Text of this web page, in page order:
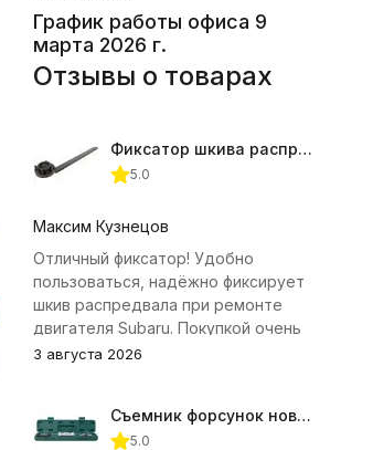
График работы офиса 9
марта 2026 г.
Отзывы о товарах
Фиксатор шкива распредвала (Subaru) JTC-4409
5.0
Максим Кузнецов
Отличный фиксатор! Удобно
пользоваться, надёжно фиксирует
шкив распредвала при ремонте
двигателя Subaru. Покупкой очень
доволен.
3 августа 2026
Съемник форсунок новых дизельных двигателей Jonnesway
5.0